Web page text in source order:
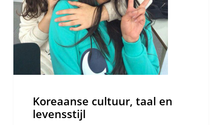
Koreaanse cultuur, taal en
levensstijl